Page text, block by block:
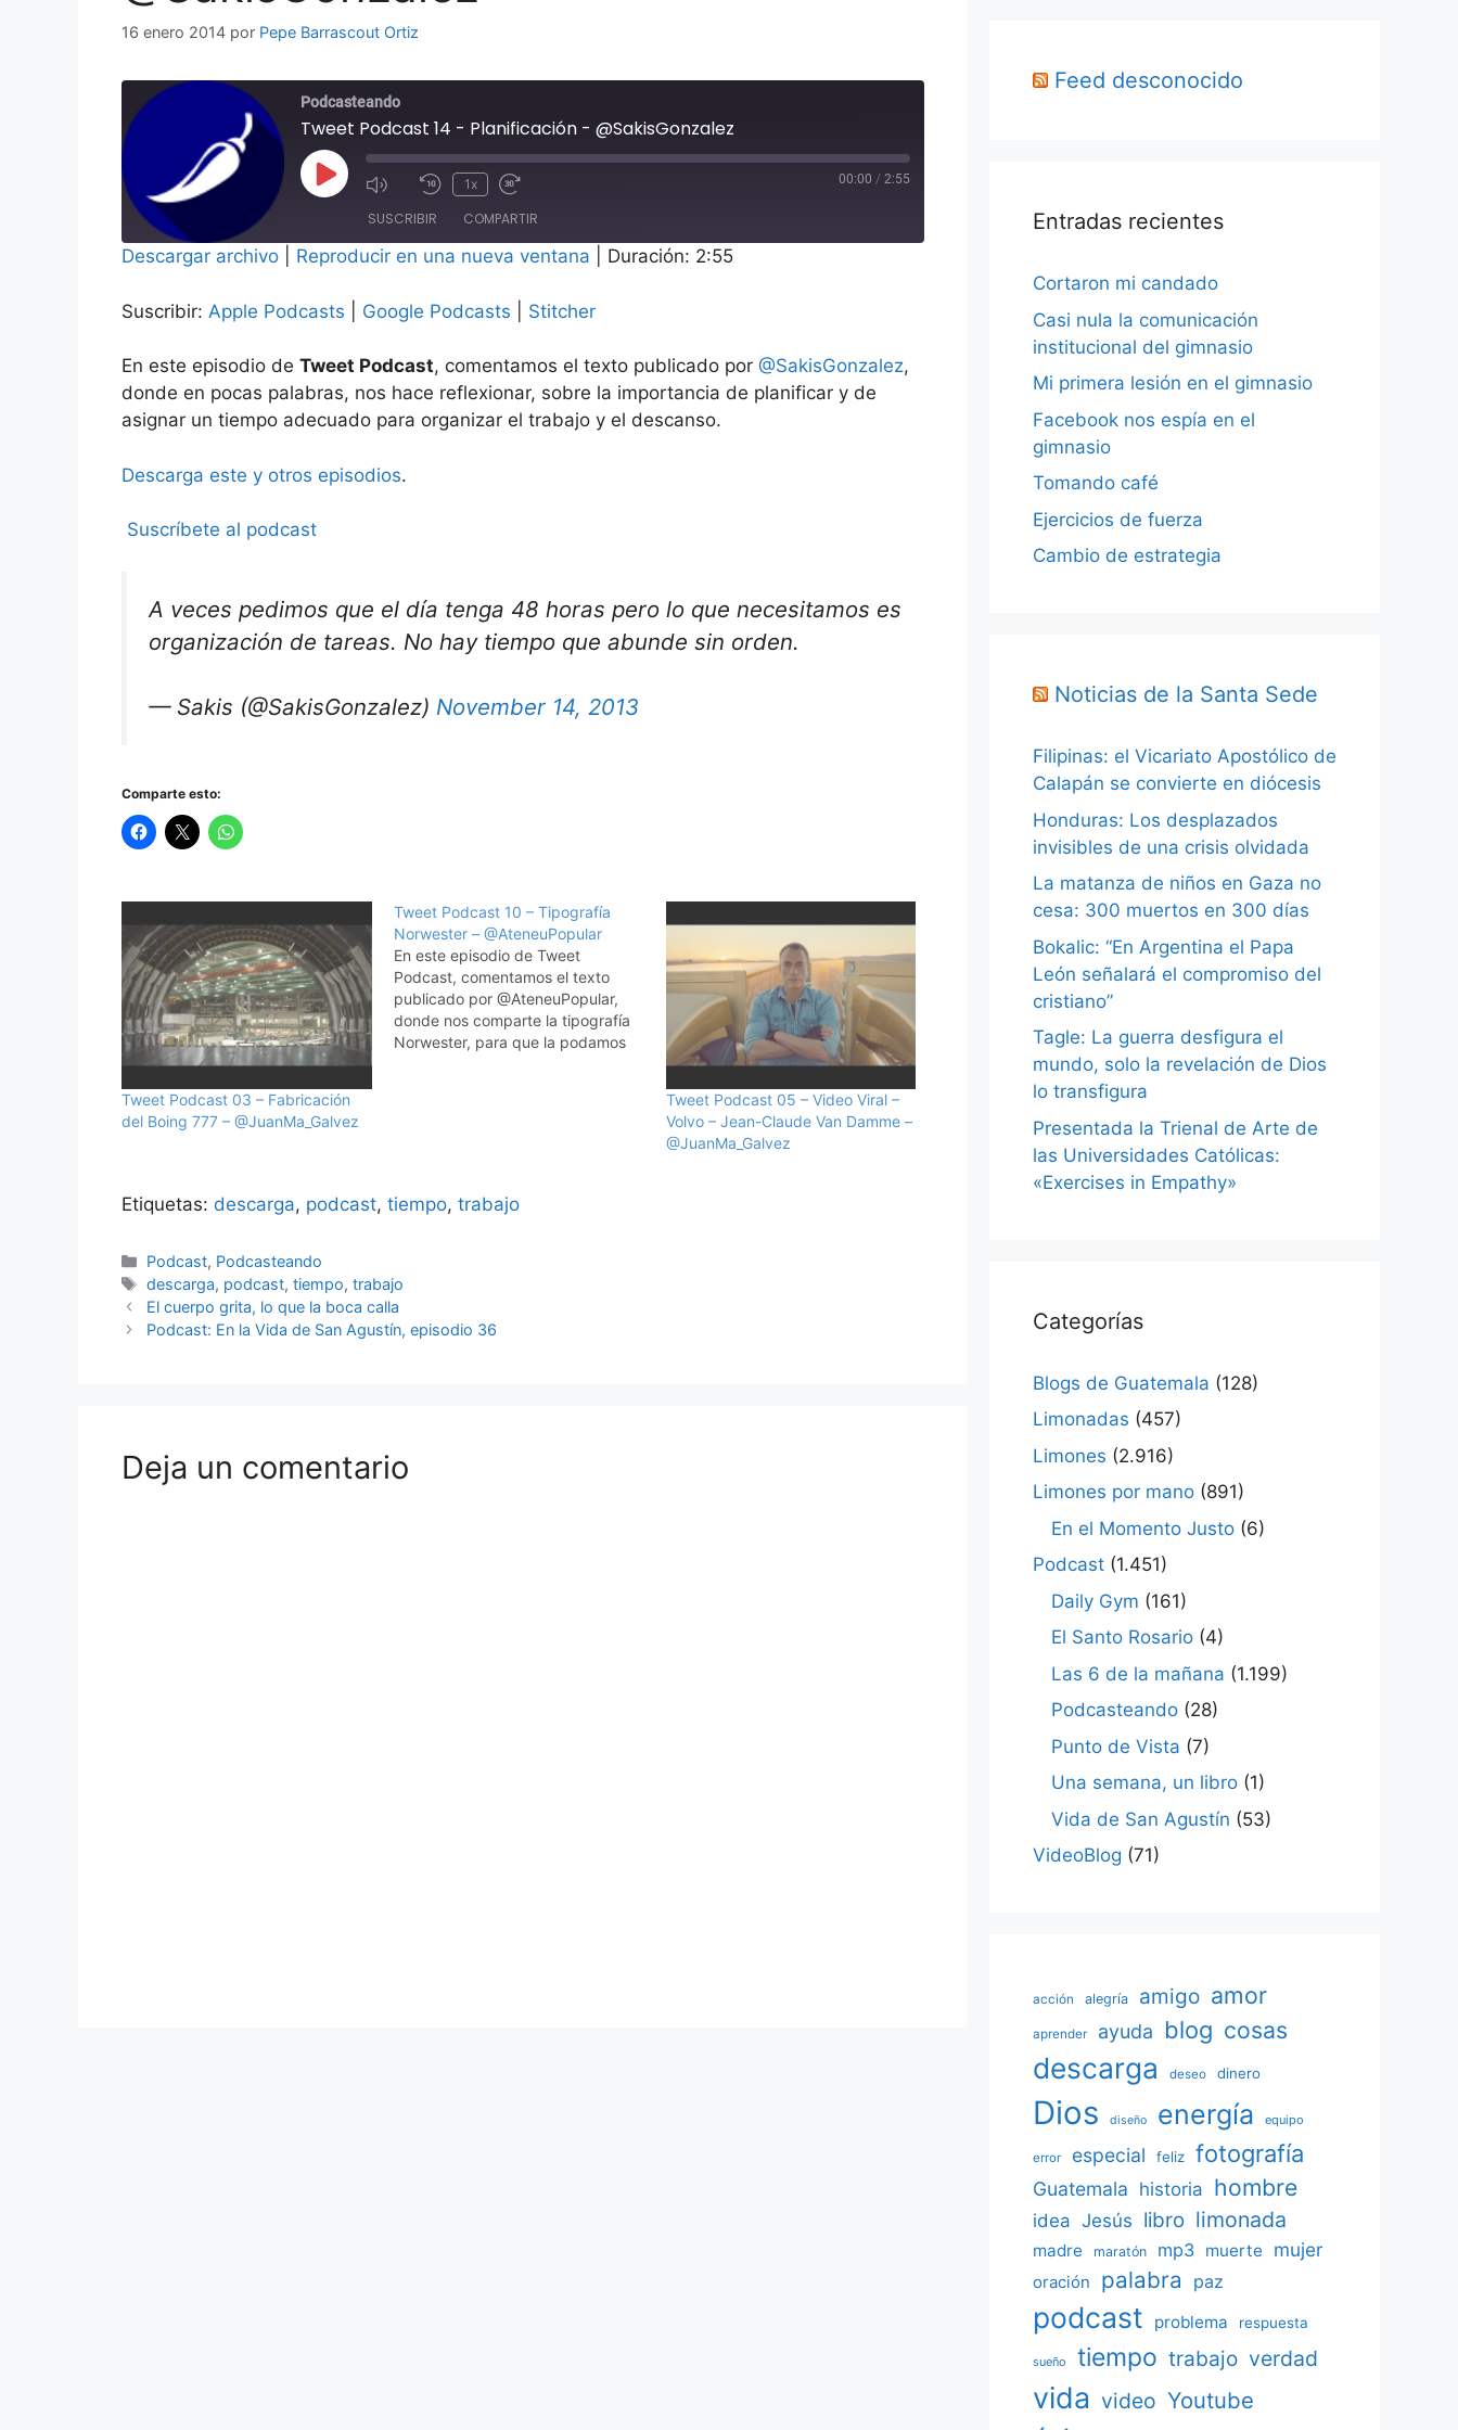
16 enero 2014 por Pepe Barrascout Ortiz
Podcasteando
Tweet Podcast 14 - Planificación - @SakisGonzalez
Reproducir
episodio
Mute/Unmute
Episode
Rebobinar
segundos
1x
10
segundos
00:00 / 2:55
SUSCRIBIR COMPARTIR
INCRUST
AR
Descargar archivo Reproducir en una nueva ventana Duración: 2:55
Suscribir: Apple Podcasts Google Podcasts Stitcher
En este episodio de Tweet Podcast, comentamos el texto publicado por @SakisGonzalez,
donde en pocas palabras, nos hace reflexionar, sobre la importancia de planificar y de
asignar un tiempo adecuado para organizar el trabajo y el descanso.
Descarga este y otros episodios.
Suscríbete al podcast
A veces pedimos que el día tenga 48 horas pero lo que necesitamos es
organización de tareas. No hay tiempo que abunde sin orden.
— Sakis (@SakisGonzalez) November 14, 2013
Comparte esto:
Tweet Podcast 03 – Fabricación
del Boing 777 – @JuanMa_Galvez
Tweet Podcast 10 – Tipografía
Norwester – @AteneuPopular
En este episodio de Tweet
Podcast, comentamos el texto
publicado por @AteneuPopular,
donde nos comparte la tipografía
Norwester, para que la podamos
Tweet Podcast 05 – Video Viral –
Volvo – Jean-Claude Van Damme –
@JuanMa_Galvez
Etiquetas: descarga, podcast, tiempo, trabajo
Categorías
Podcast, Podcasteando
Etiquetas
descarga, podcast,tiempo,trabajo
El cuerpo grita, lo que la boca calla
Podcast: En la Vida de San Agustín, episodio 36
Deja un comentario
Feed desconocido
Entradas recientes
Cortaron mi candado
Casi nula la comunicación
institucional del gimnasio
Mi primera lesión en el gimnasio
Facebook nos espía en el
gimnasio
Tomando café
Ejercicios de fuerza
Cambio de estrategia
Noticias de la Santa Sede
Filipinas: el Vicariato Apostólico de
Calapán se convierte en diócesis
Honduras: Los desplazados
invisibles de una crisis olvidada
La matanza de niños en Gaza no
cesa: 300 muertos en 300 días
Bokalic: “En Argentina el Papa
León señalará el compromiso del
cristiano”
Tagle: La guerra desfigura el
mundo, solo la revelación de Dios
lo transfigura
Presentada la Trienal de Arte de
las Universidades Católicas:
«Exercises in Empathy»
Categorías
Blogs de Guatemala (128)
Limonadas (457)
Limones (2.916)
Limones por mano (891)
En el Momento Justo (6)
Podcast (1.451)
Daily Gym (161)
El Santo Rosario (4)
Las 6 de la mañana (1.199)
Podcasteando (28)
Punto de Vista (7)
Una semana, un libro (1)
Vida de San Agustín (53)
VideoBlog (71)
acción alegría amigo amor
aprender ayuda blog cosas
descarga deseo dinero
Dios diseño energía equipo
error especial feliz fotografía
Guatemala historia hombre
idea Jesús libro limonada
madre maratón mp3 muerte mujer
oración palabra paz
podcast problema respuesta
sueño tiempo trabajo verdad
vida video Youtube